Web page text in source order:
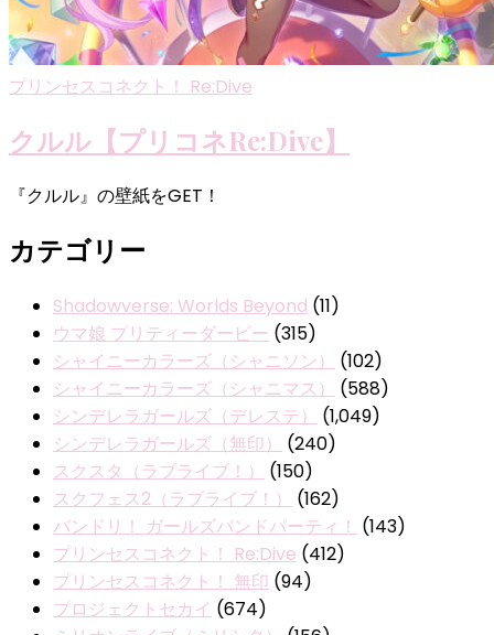
プリンセスコネクト！ Re:Dive
クルル【プリコネRe:Dive】
『クルル』の壁紙をGET！
カテゴリー
Shadowverse: Worlds Beyond (11)
ウマ娘 プリティーダービー (315)
シャイニーカラーズ（シャニソン）
(102)
シャイニーカラーズ（シャニマス）
(588)
シンデレラガールズ（デレステ）
(1,049)
シンデレラガールズ（無印）
(240)
スクスタ（ラブライブ！）
(150)
スクフェス2（ラブライブ！）
(162)
バンドリ！ ガールズバンドパーティ！ (143)
プリンセスコネクト！ Re:Dive (412)
プリンセスコネクト！ 無印 (94)
プロジェクトセカイ (674)